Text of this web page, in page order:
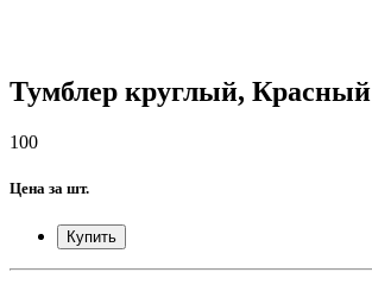
Тумблер круглый, Красный
100
Цена за шт.
Купить